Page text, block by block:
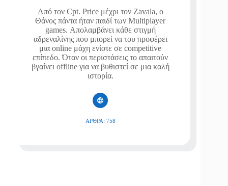
Από τον Cpt. Price μέχρι τον Zavala, ο
Θάνος πάντα ήταν παιδί των Multiplayer
games. Απολαμβάνει κάθε στιγμή
αδρεναλίνης που μπορεί να του προφέρει
μια online μάχη ενίοτε σε competitive
επίπεδο. Όταν οι περιστάσεις το απαιτούν
βγαίνει offline για να βυθιστεί σε μια καλή
ιστορία.
ΆΡΘΡΑ: 758